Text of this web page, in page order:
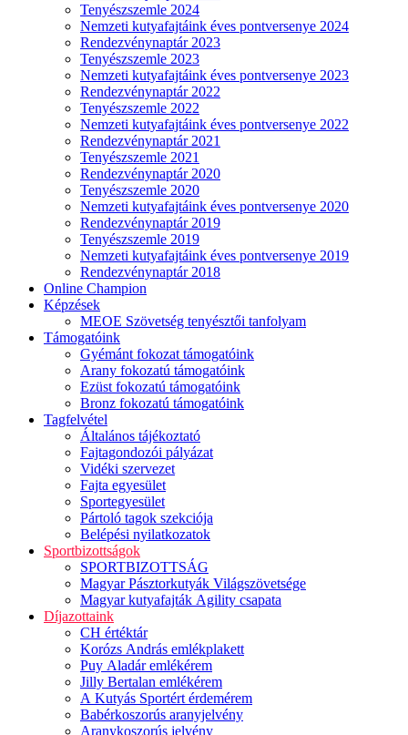
Tenyészszemle 2024
Nemzeti kutyafajtáink éves pontversenye 2024
Rendezvénynaptár 2023
Tenyészszemle 2023
Nemzeti kutyafajtáink éves pontversenye 2023
Rendezvénynaptár 2022
Tenyészszemle 2022
Nemzeti kutyafajtáink éves pontversenye 2022
Rendezvénynaptár 2021
Tenyészszemle 2021
Rendezvénynaptár 2020
Tenyészszemle 2020
Nemzeti kutyafajtáink éves pontversenye 2020
Rendezvénynaptár 2019
Tenyészszemle 2019
Nemzeti kutyafajtáink éves pontversenye 2019
Rendezvénynaptár 2018
Online Champion
Képzések
MEOE Szövetség tenyésztői tanfolyam
Támogatóink
Gyémánt fokozat támogatóink
Arany fokozatú támogatóink
Ezüst fokozatú támogatóink
Bronz fokozatú támogatóink
Tagfelvétel
Általános tájékoztató
Fajtagondozói pályázat
Vidéki szervezet
Fajta egyesület
Sportegyesület
Pártoló tagok szekciója
Belépési nyilatkozatok
Sportbizottságok
SPORTBIZOTTSÁG
Magyar Pásztorkutyák Világszövetsége
Magyar kutyafajták Agility csapata
Díjazottaink
CH értéktár
Korózs András emlékplakett
Puy Aladár emlékérem
Jilly Bertalan emlékérem
A Kutyás Sportért érdemérem
Babérkoszorús aranyjelvény
Aranykoszorús jelvény